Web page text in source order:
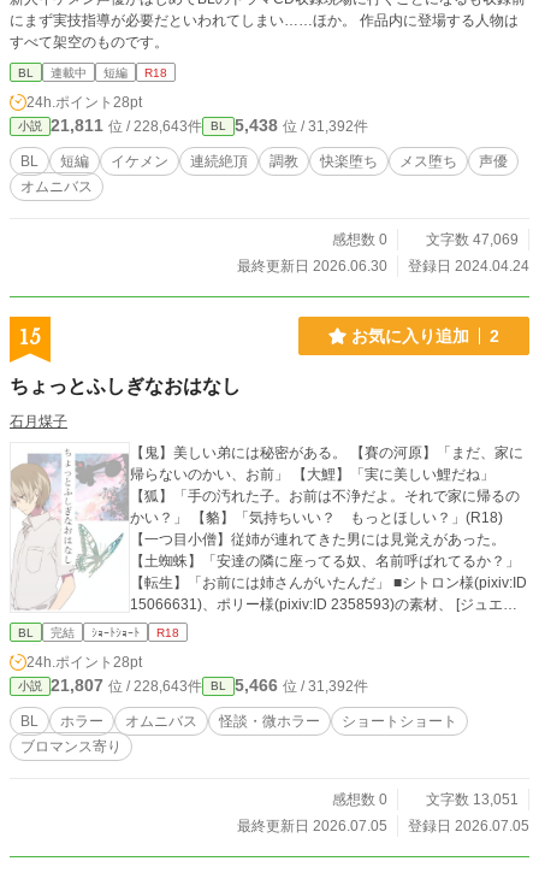
ません）。もっとも後者は順当に行ってもずいぶん先の話ですし、場合によって
は本編の方がこちらに来るか中断する可能性もありますが。 ただいま諸事情
で出すべきか否か微妙なので棚上げしてたのとか自サイトの方に上げるべきかど
うか悩んでたのとか大昔のとかを放出中です。見直しもあまり出来ないのでいつ
も以上に誤字脱字等も多いです。ご了承下さい。 URL of this novel:https://www.
alphapolis.co.jp/novel/628331665/99334241
にまず実技指導が必要だといわれてしまい……ほか。 作品内に登場する人物は
すべて架空のものです。
BL 連載中 短編 R18
24h.ポイント 28pt
小説 21,811 位 / 228,643件 BL 5,438 位 / 31,392件
BL 短編 イケメン 連続絶頂 調教 快楽堕ち メス堕ち
声優
オムニバス
感想数 0
文字数 47,069
最終更新日 2026.06.30
登録日 2024.04.24
15 お気に入り追加 2
ちょっとふしぎなおはなし
石月煤子
【鬼】美しい弟には秘密がある。 【賽の河原】「まだ、家に
帰らないのかい、お前」 【大鯉】「実に美しい鯉だね」
【狐】「手の汚れた子。お前は不浄だよ。それで家に帰るの
かい？」 【貉】「気持ちいい？ もっとほしい？」(R18)
【一つ目小僧】従姉が連れてきた男には見覚えがあった。
【土蜘蛛】「安達の隣に座ってる奴、名前呼ばれてるか？」
【転生】「お前には姉さんがいたんだ」 ■シトロン様(pixiv:ID
15066631)、ポリー様(pixiv:ID 2358593)の素材、 [ジュエル
セイバーFREE]様のフリーコンテンツを表紙にお借りしてい
BL 完結 ｼｮｰﾄｼｮｰﾄ R18
24h.ポイント 28pt
小説 21,807 位 / 228,643件 BL 5,466 位 / 31,392件
BL ホラー オムニバス 怪談・微ホラー
ショートショート
ブロマンス寄り
感想数 0
文字数 13,051
最終更新日 2026.07.05
登録日 2026.07.05